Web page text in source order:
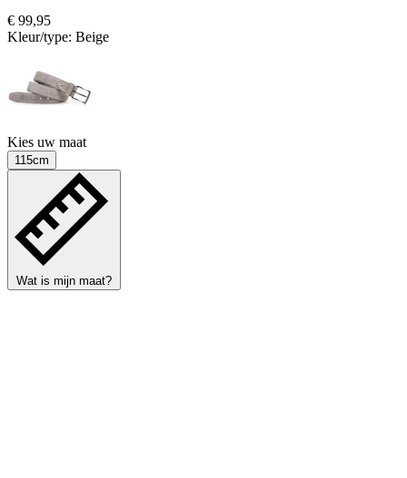
€ 99,95
Kleur/type: Beige
Kies uw maat
115cm
Wat is mijn maat?